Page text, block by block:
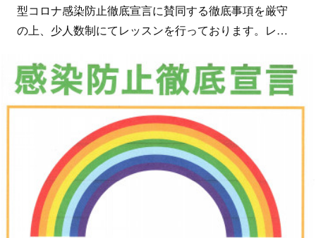
型コロナ感染防止徹底宣言に賛同する徹底事項を厳守
の上、少人数制にてレッスンを行っております。レ…